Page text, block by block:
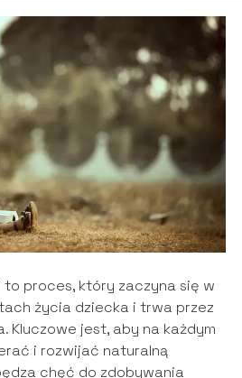
to proces, który zaczyna się w
życia dziecka i trwa przez
Kluczowe jest, aby na każdym
i rozwijać naturalną
chęć do zdobywania